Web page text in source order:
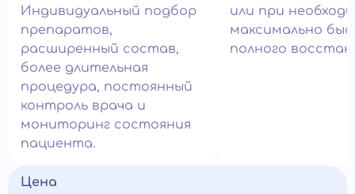
Индивидуальный подбор
препаратов,
расширенный состав,
более длительная
процедура, постоянный
контроль врача и
мониторинг состояния
пациента.
или при
максимально
полного
Цена